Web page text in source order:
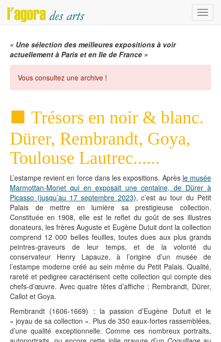
Menu
« Une sélection des meilleures expositions à voir
actuellement à Paris et en Ile de France »
Vous consultez une archive !
Trésors en noir & blanc.
Dürer, Rembrandt, Goya,
Toulouse Lautrec......
L’estampe revient en force dans les expositions. Après le musée
Marmottan-Monet qui en exposait une centaine, de Dürer à
Picasso (jusqu’au 17 septembre 2023), c’est au tour du Petit
Palais de mettre en lumière sa prestigieuse collection.
Constituée en 1908, elle est le reflet du goût de ses illustres
donateurs, les frères Auguste et Eugène Dutuit dont la collection
comprend 12 000 belles feuilles, toutes dues aux plus grands
peintres-graveurs de leur temps, et de la volonté du
conservateur Henry Lapauze, à l’origine d’un musée de
l’estampe moderne créé au sein même du Petit Palais. Qualité,
rareté et pedigree caractérisent cette collection qui compte des
chefs-d’œuvre. Avec quatre têtes d’affiche : Rembrandt, Dürer,
Callot et Goya.
Rembrandt (1606-1669) : la passion d’Eugène Dutuit et le
« joyau de sa collection ». Plus de 350 eaux-fortes rassemblées,
d’une qualité exceptionnelle. Comme ces nombreux portraits,